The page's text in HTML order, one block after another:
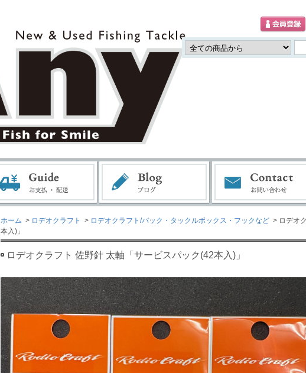
ホーム > ロデオクラフト > ロデオクラフト/バック・タックルボックス・フックなど > ロデオ
本入)」
ロデオクラフト 佐野針 太軸「サービスパック(42本入)」